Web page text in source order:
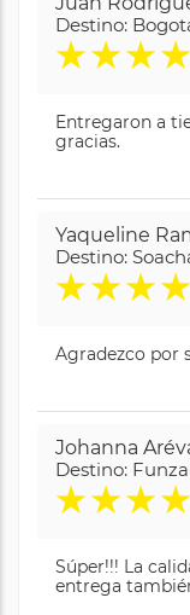
Destino:
★★★★
Entregaron a
gracias.
Yaqueline
Destino:
★★★★
Agradezco por
Johanna
Destino:
★★★★
Súper!!! La
entrega